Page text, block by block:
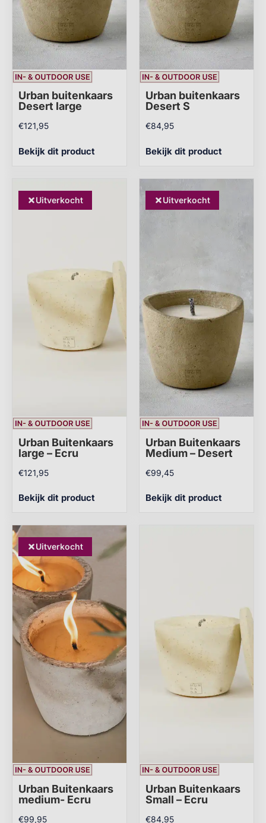
Urban buitenkaars
Desert large
€121,95
Bekijk dit product
Urban buitenkaars
Desert S
€84,95
Bekijk dit product
Uitverkocht
Urban Buitenkaars
large – Ecru
€121,95
Bekijk dit product
Uitverkocht
Urban Buitenkaars
Medium – Desert
€99,45
Bekijk dit product
Uitverkocht
Urban Buitenkaars
medium- Ecru
€99,95
Urban Buitenkaars
Small – Ecru
€84,95